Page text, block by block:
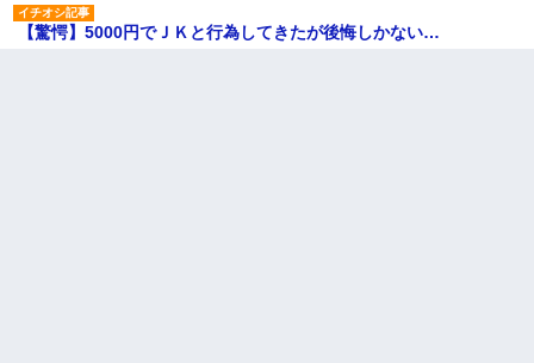
【驚愕】5000円でＪＫと行為してきたが後悔しかない…